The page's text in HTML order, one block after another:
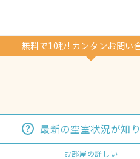
無料で10秒! カンタンお問い
最新の空室状況が知
お部屋の詳しい